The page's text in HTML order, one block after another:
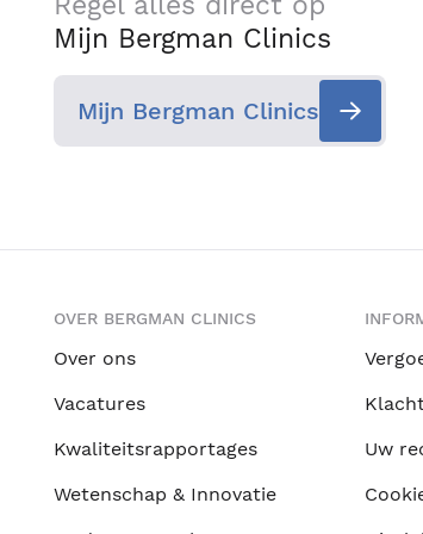
Mijn Bergman Clinics
Mijn Bergman Clinics
OVER BERGMAN CLINICS
Over ons
Vacatures
Kwaliteitsrapportages
Wetenschap & Innovatie
Uw